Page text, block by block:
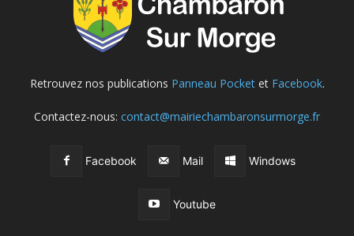
Retrouvez nos publications Panneau Pocketet Facebook.
Contactez-nous: contact@mairiechambaronsurmorge.fr
Facebook Mail Windows
Youtube